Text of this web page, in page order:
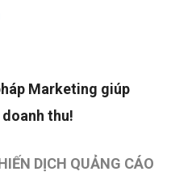
Marketing giúp
thu!
DỊCH QUẢNG CÁO